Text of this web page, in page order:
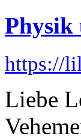
Physik
https://
Liebe